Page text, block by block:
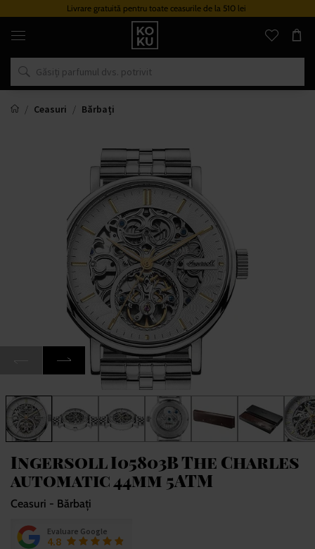
Livrare gratuită pentru toate ceasurile de la 510 lei
Parfumuri
ceasuri
originale
într-
singur
Ceasuri Bărbați
Ingersoll I05803B The Charles
automatic 44mm 5ATM
Ceasuri - Bărbați
Evaluare Google
4.8